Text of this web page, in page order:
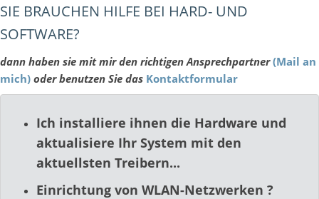
SIE BRAUCHEN HILFE BEI HARD- UND
SOFTWARE?
dann haben sie mit mir den richtigen Ansprechpartner(Mail an
mich) oder benutzen Sie das Kontaktformular
Ich installiere ihnen die Hardware und
aktualisiere Ihr System mit den
aktuellsten Treibern...
Einrichtung von WLAN-Netzwerken ?